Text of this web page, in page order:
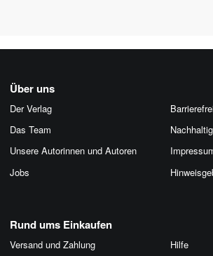
Über uns
Der Verlag
Das Team
Unsere Autorinnen und Autoren
Jobs
Rund ums Einkaufen
Versand und Zahlung
Hilfe